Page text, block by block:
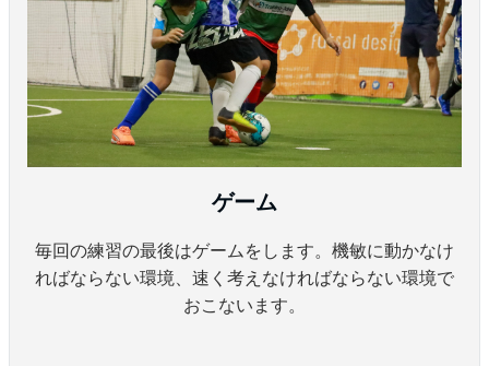
ゲーム
毎回の練習の最後はゲームをします。機敏に動かなけ
ればならない環境、速く考えなければならない環境で
おこないます。